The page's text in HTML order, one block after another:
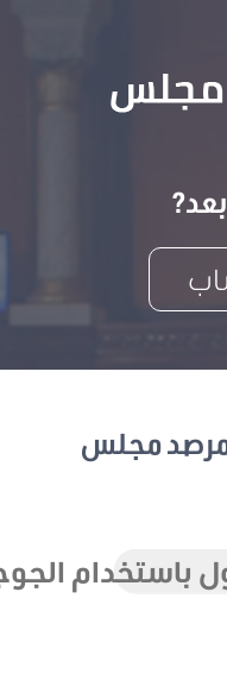
مجلس
الجوجل